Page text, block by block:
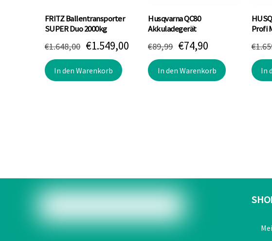
FRITZ Ballentransporter
SUPER Duo 2000kg
€1.648,00 Ursprünglicher
Preis
war:
€1.549,00Aktueller
Preis
In den Warenkorb
Husqvarna QC80
Akkuladegerät
€89,99 Ursprünglicher
Preis
war:
€74,90Aktueller
Preis
ist:
In den Warenkorb
Profi
€
In